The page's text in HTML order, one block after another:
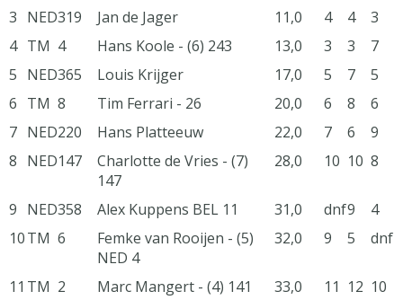
3 NED319 Jan de Jager 11,0 4 4
3
4 TM 4 Hans Koole - (6) 243 13,0 3 3
7
5 NED365 Louis Krijger 17,0 5 7
5
6 TM 8 Tim Ferrari - 26 20,0 6 8
6
7 NED220 Hans Platteeuw 22,0 7 6
9
8 NED147
Charlotte de Vries - (7)
147
28,0 10 10 8
9 NED358 Alex Kuppens BEL 11 31,0 dnf9
4
10TM 6
Femke van Rooijen - (5)
NED 4
32,0 9 5 dnf
11 TM 2 Marc Mangert - (4) 141 33,0 11 12 10